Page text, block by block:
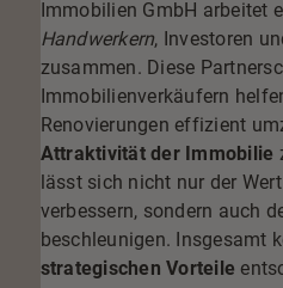
Immobilien GmbH arbeitet
Handwerkern, Investoren
zusammen. Diese
Immobilienverkäufern
Renovierungen effizient
Attraktivität der Immobilie
lässt sich nicht nur der
verbessern, sondern auch
beschleunigen. Insgesamt
strategischen Vorteile